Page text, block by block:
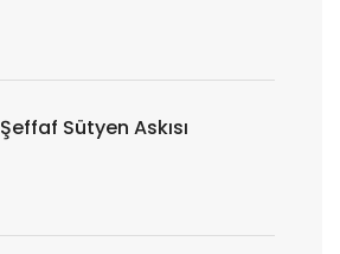
Şeffaf Sütyen Askısı